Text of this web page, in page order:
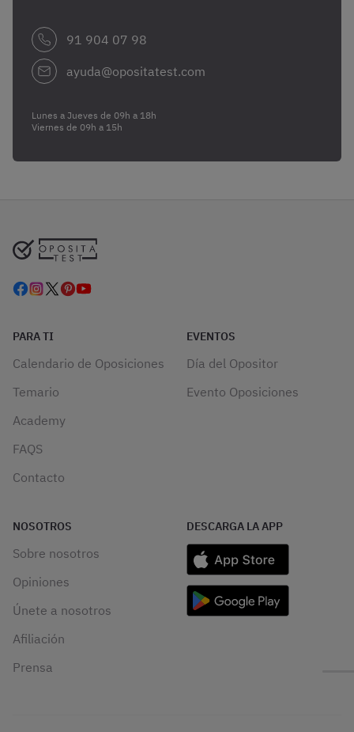
91 904 07 98
ayuda@opositatest.com
Lunes a Jueves de 09h a 18h
Viernes de 09h a 15h